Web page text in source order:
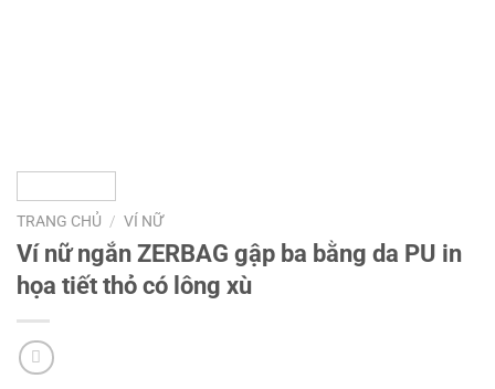
TRANG CHỦ / VÍ NỮ
Ví nữ ngắn ZERBAG gập ba bằng da PU in
họa tiết thỏ có lông xù